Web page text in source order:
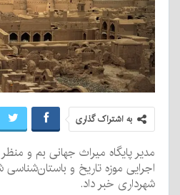
به اشتراک گذاری
مدیر پایگاه میراث جهانی بم و
اجرایی موزه تاریخ و
شهرداری خبر داد.